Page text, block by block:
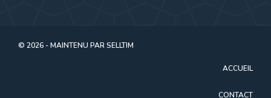
© 2026 - MAINTENU PARSELLTIM
ACCUEIL
CONTACT